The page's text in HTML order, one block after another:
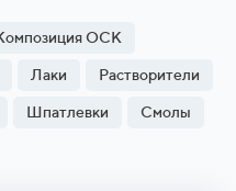
ОСК
Лаки Растворители
Шпатлевки Смолы